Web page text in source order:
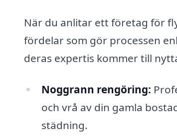
När du anlitar ett företag för
fördelar som gör processen
deras expertis kommer till
Noggrann rengöring:
och vrå av din gamla
städning.